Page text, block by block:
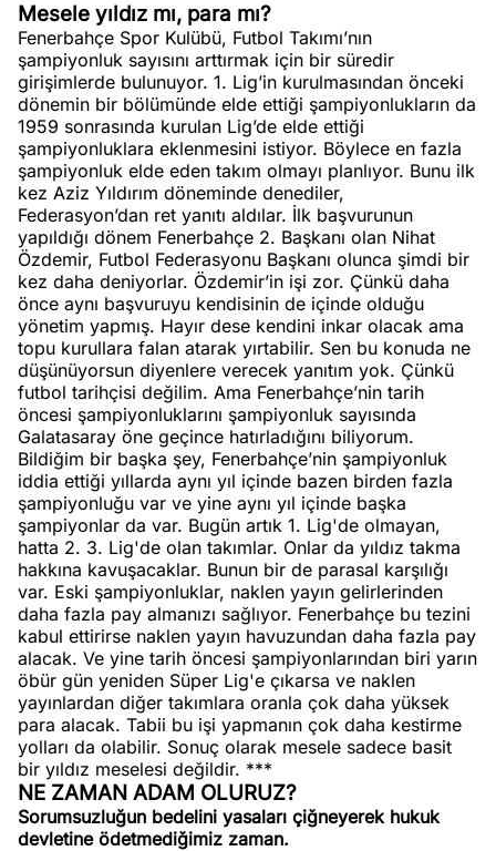
Mesele yıldız mı, para mı?
Fenerbahçe Spor Kulübü, Futbol Takımı’nın
şampiyonluk sayısını arttırmak için bir süredir
girişimlerde bulunuyor. 1. Lig’in kurulmasından önceki
dönemin bir bölümünde elde ettiği şampiyonlukların da
1959 sonrasında kurulan Lig’de elde ettiği
şampiyonluklara eklenmesini istiyor. Böylece en fazla
şampiyonluk elde eden takım olmayı planlıyor. Bunu ilk
kez Aziz Yıldırım döneminde denediler,
Federasyon’dan ret yanıtı aldılar. İlk başvurunun
yapıldığı dönem Fenerbahçe 2. Başkanı olan Nihat
Özdemir, Futbol Federasyonu Başkanı olunca şimdi bir
kez daha deniyorlar. Özdemir’in işi zor. Çünkü daha
önce aynı başvuruyu kendisinin de içinde olduğu
yönetim yapmış. Hayır dese kendini inkar olacak ama
topu kurullara falan atarak yırtabilir. Sen bu konuda ne
düşünüyorsun diyenlere verecek yanıtım yok. Çünkü
futbol tarihçisi değilim. Ama Fenerbahçe’nin tarih
öncesi şampiyonluklarını şampiyonluk sayısında
Galatasaray öne geçince hatırladığını biliyorum.
Bildiğim bir başka şey, Fenerbahçe’nin şampiyonluk
iddia ettiği yıllarda aynı yıl içinde bazen birden fazla
şampiyonluğu var ve yine aynı yıl içinde başka
şampiyonlar da var. Bugün artık 1. Lig'de olmayan,
hatta 2. 3. Lig'de olan takımlar. Onlar da yıldız takma
hakkına kavuşacaklar. Bunun bir de parasal karşılığı
var. Eski şampiyonluklar, naklen yayın gelirlerinden
daha fazla pay almanızı sağlıyor. Fenerbahçe bu tezini
kabul ettirirse naklen yayın havuzundan daha fazla pay
alacak. Ve yine tarih öncesi şampiyonlarından biri yarın
öbür gün yeniden Süper Lig'e çıkarsa ve naklen
yayınlardan diğer takımlara oranla çok daha yüksek
para alacak. Tabii bu işi yapmanın çok daha kestirme
yolları da olabilir. Sonuç olarak mesele sadece basit
bir yıldız meselesi değildir. ***
NE ZAMAN ADAM OLURUZ?
Sorumsuzluğun bedelini yasaları çiğneyerek hukuk
devletine ödetmediğimiz zaman.